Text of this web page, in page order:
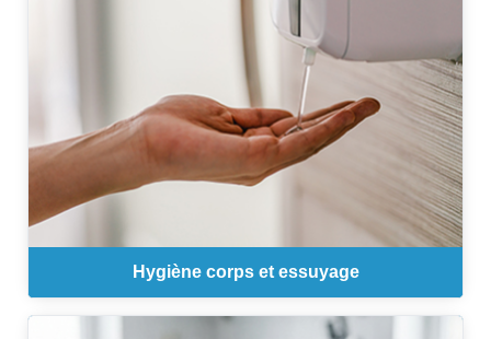
Hygiène corps et essuyage